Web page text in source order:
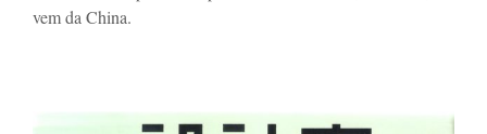
vem da China.